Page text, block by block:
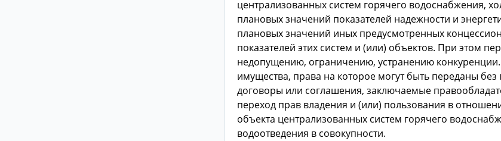
централизованных систем горячего водоснабжения,
плановых значений показателей надежности и
плановых значений иных предусмотренных
показателей этих систем и (или) объектов. При этом
недопущению, ограничению, устранению
имущества, права на которое могут быть переданы
договоры или соглашения, заключаемые
переход прав владения и (или) пользования в
объекта централизованных систем горячего
водоотведения в совокупности.